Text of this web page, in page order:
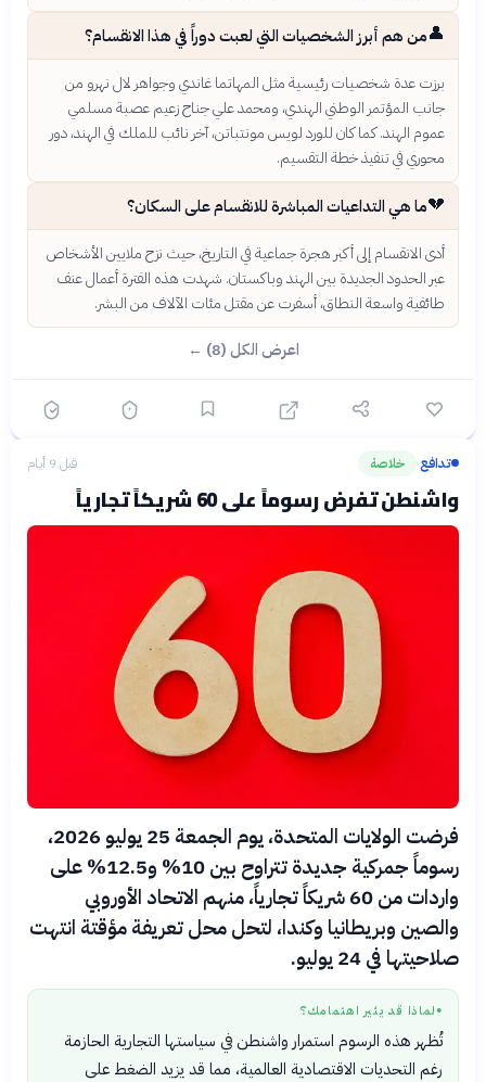
👤من هم أبرز الشخصيات التي لعبت دوراً في هذا الانقسام؟
برزت عدة شخصيات رئيسية مثل المهاتما غاندي وجواهر لال نهرو من
جانب المؤتمر الوطني الهندي، ومحمد علي جناح زعيم عصبة مسلمي
عموم الهند. كما كان للورد لويس مونتباتن، آخر نائب للملك في الهند، دور
محوري في تنفيذ خطة التقسيم.
💔ما هي التداعيات المباشرة للانقسام على السكان؟
أدى الانقسام إلى أكبر هجرة جماعية في التاريخ، حيث نزح ملايين الأشخاص
عبر الحدود الجديدة بين الهند وباكستان. شهدت هذه الفترة أعمال عنف
طائفية واسعة النطاق، أسفرت عن مقتل مئات الآلاف من البشر.
اعرض الكل (8) ←
تدافع› خلاصة قبل 9 أيام
واشنطن تفرض رسوماً على 60 شريكاً تجارياً
فرضت الولايات المتحدة، يوم الجمعة 25 يوليو 2026،
رسوماً جمركية جديدة تتراوح بين 10% و12.5% على
واردات من 60 شريكاً تجارياً، منهم الاتحاد الأوروبي
والصين وبريطانيا وكندا، لتحل محل تعريفة مؤقتة انتهت
صلاحيتها في 24 يوليو.
● لماذا قد يثير اهتمامك؟
تُظهر هذه الرسوم استمرار واشنطن في سياستها التجارية الحازمة
رغم التحديات الاقتصادية العالمية، مما قد يزيد الضغط على